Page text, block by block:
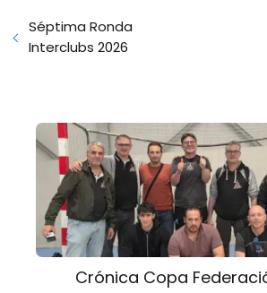
Séptima Ronda
Interclubs 2026
Crónica Copa